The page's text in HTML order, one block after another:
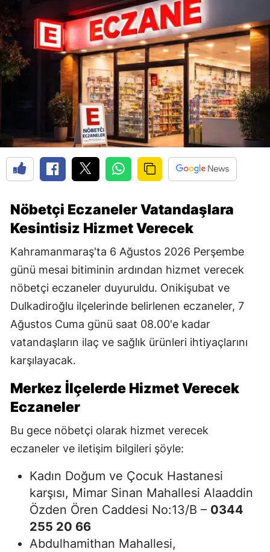
Nöbetçi Eczaneler Vatandaşlara
Kesintisiz Hizmet Verecek
Kahramanmaraş'ta 6 Ağustos 2026 Perşembe
günü mesai bitiminin ardından hizmet verecek
nöbetçi eczaneler duyuruldu. Onikişubat ve
Dulkadiroğlu ilçelerinde belirlenen eczaneler, 7
Ağustos Cuma günü saat 08.00'e kadar
vatandaşların ilaç ve sağlık ürünleri ihtiyaçlarını
karşılayacak.
Merkez İlçelerde Hizmet Verecek
Eczaneler
Bu gece nöbetçi olarak hizmet verecek
eczaneler ve iletişim bilgileri şöyle:
Kadın Doğum ve Çocuk Hastanesi
karşısı, Mimar Sinan Mahallesi Alaaddin
Özden Ören Caddesi No:13/B – 0344
255 20 66
Abdulhamithan Mahallesi,